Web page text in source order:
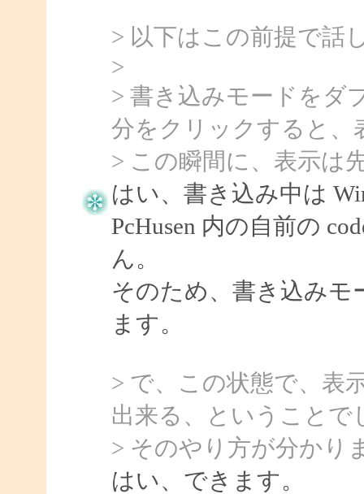
> 以下はこの前提で話
>
> 書き込みモードをダ
分をクリックすると、
> この瞬間に、表示は
はい、書き込み中は
PcHusen 内の自前の
ん。
そのため、書き込みモ
ます。
> で、この状態で、表
出来る、ということで
> そのやり方が分かり
はい、できます。